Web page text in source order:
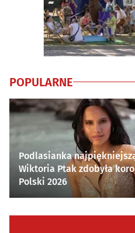
POPULARNE
Podlasianka
Wiktoria Ptak zdobyła
Polski 2026